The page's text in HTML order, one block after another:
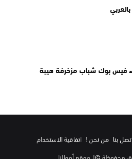
فيس بوك شباب مزخرفة هيبة
بنا من نحن ! اتفاقية الاستخدام